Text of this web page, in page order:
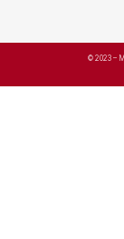
© 2023 –